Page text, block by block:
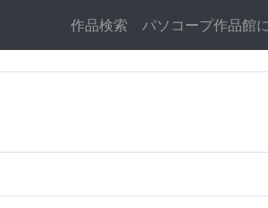
作品検索 パソコープ作品館